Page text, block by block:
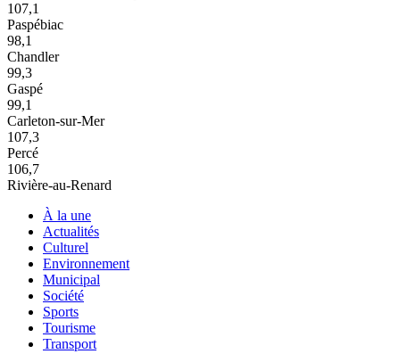
107,1
Paspébiac
98,1
Chandler
99,3
Gaspé
99,1
Carleton-sur-Mer
107,3
Percé
106,7
Rivière-au-Renard
À la une
Actualités
Culturel
Environnement
Municipal
Société
Sports
Tourisme
Transport